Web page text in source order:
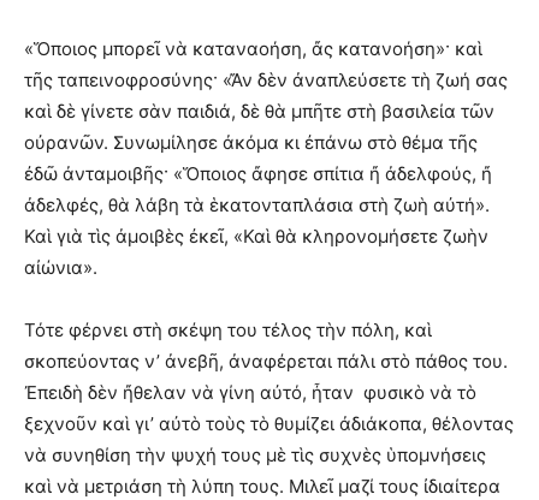
«Ὅποιος μπορεῖ νὰ καταναοήση, ἄς κατανοήση»· καὶ
τῆς ταπεινοφροσύνης· «Ἄν δὲν ἀναπλεύσετε τὴ ζωή σας
καὶ δὲ γίνετε σὰν παιδιά, δὲ θὰ μπῆτε στὴ βασιλεία τῶν
οὐρανῶν. Συνωμίλησε ἀκόμα κι ἐπάνω στὸ θέμα τῆς
ἐδῶ ἀνταμοιβῆς· «Ὅποιος ἄφησε σπίτια ἤ ἀδελφούς, ἤ
ἀδελφές, θὰ λάβη τὰ ἑκατονταπλάσια στὴ ζωὴ αὐτή».
Καὶ γιὰ τὶς ἀμοιβὲς ἐκεῖ, «Καὶ θὰ κληρονομήσετε ζωὴν
αἰώνια».
Τότε φέρνει στὴ σκέψη του τέλος τὴν πόλη, καὶ
σκοπεύοντας ν’ ἀνεβῆ, ἀναφέρεται πάλι στὸ πάθος του.
Ἐπειδὴ δὲν ἤθελαν νὰ γίνη αὐτό, ἦταν φυσικὸ νὰ τὸ
ξεχνοῦν καὶ γι’ αὐτὸ τοὺς τὸ θυμίζει ἀδιάκοπα, θέλοντας
νὰ συνηθίση τὴν ψυχή τους μὲ τὶς συχνὲς ὑπομνήσεις
καὶ νὰ μετριάση τὴ λύπη τους. Μιλεῖ μαζί τους ἰδιαίτερα